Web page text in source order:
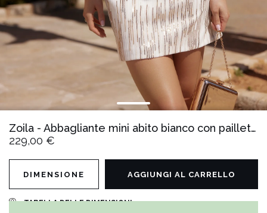
Zoila - Abbagliante mini abito bianco con paillettes dorate
229,00 €
TABELLA DELLE DIMENSIONI
DIMENSIONE AGGIUNGI AL CARRELLO